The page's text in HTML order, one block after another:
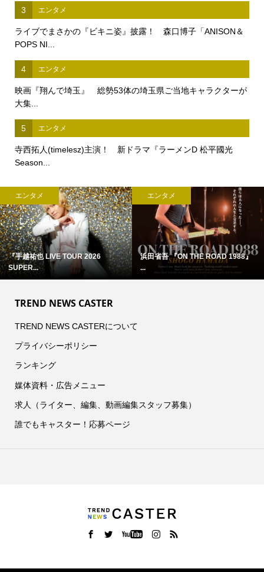
3 エンタメ
ライブでまさかの『ビキニ姿』披露！ 森口博子「ANISON＆
POPS NI...
4 エンタメ
映画『翔んで埼玉』 総勢53体の埼玉県ご当地キャラクターが
大集...
5 エンタメ
寺西拓人(timelesz)主演！ 新ドラマ『ラーメンD 松平國光
Season...
エンタメ
『手越祐也 LIVE TOUR 2026
SUPER...
エンタメ
浜田省吾 『ON THE ROAD 1988』
...
TREND NEWS CASTER
TREND NEWS CASTERについて
プライバシーポリシー
ランキング
媒体資料・広告メニュー
求人（ライター、編集、動画編集スタッフ募集）
誰でもキャスター！応募ページ